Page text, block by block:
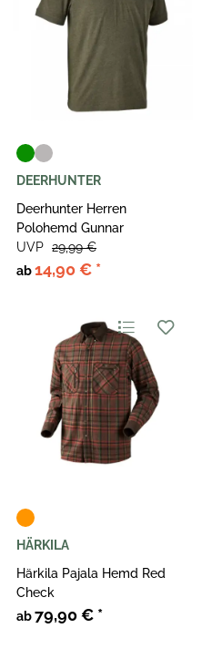
DEERHUNTER
Deerhunter Herren
Polohemd Gunnar
ab14,90 € *
UVP 29,99 €
HÄRKILA
Härkila Pajala Hemd Red
Check
ab79,90 € *